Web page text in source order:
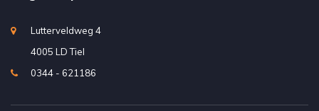
Lutterveldweg 4
4005 LD Tiel
0344 - 621186